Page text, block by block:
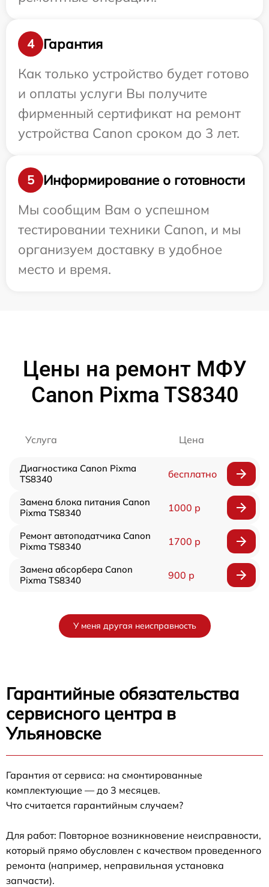
4
Гарантия
Как только устройство будет готово
и оплаты услуги Вы получите
фирменный сертификат на ремонт
устройства Canon сроком до 3 лет.
5
Информирование о готовности
Мы сообщим Вам о успешном
тестировании техники Canon, и мы
организуем доставку в удобное
место и время.
Цены на ремонт МФУ
Canon Pixma TS8340
Услуга Цена
Диагностика Canon Pixma
TS8340
бесплатно
Замена блока питания Canon
Pixma TS8340
1000 р
Ремонт автоподатчика Canon
Pixma TS8340
1700 р
Замена абсорбера Canon
Pixma TS8340
900 р
У меня другая неисправность
Гарантийные обязательства
сервисного центра в
Ульяновске
Гарантия от сервиса: на смонтированные
комплектующие — до 3 месяцев.
Что считается гарантийным случаем?
Для работ: Повторное возникновение неисправности,
который прямо обусловлен с качеством проведенного
ремонта (например, неправильная установка
запчасти).